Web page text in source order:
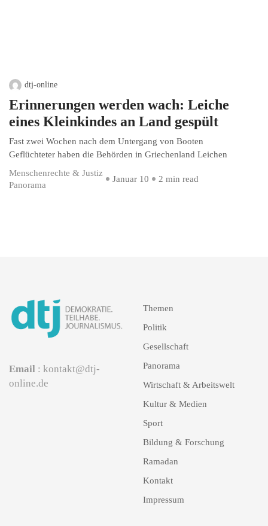
dtj-online
Erinnerungen werden wach: Leiche
eines Kleinkindes an Land gespült
Fast zwei Wochen nach dem Untergang von Booten
Geflüchteter haben die Behörden in Griechenland Leichen
Menschenrechte & Justiz
Panorama
Januar 10 2 min read
Email : kontakt@dtj-
online.de
Themen
Politik
Gesellschaft
Panorama
Wirtschaft & Arbeitswelt
Kultur & Medien
Sport
Bildung & Forschung
Ramadan
Kontakt
Impressum